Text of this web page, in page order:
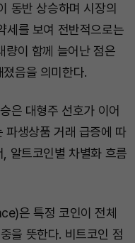
동반 상승하며 시장의
세를 보여 전반적으로는
량이 함께 늘어난 점은
음을 의미한다.
은 대형주 선호가 이어
파생상품 거래 급증에 따
알트코인별 차별화 흐름
은 특정 코인이 전체
을 뜻한다. 비트코인 점